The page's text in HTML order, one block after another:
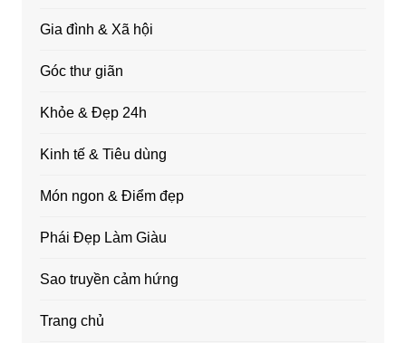
Gia đình & Xã hội
Góc thư giãn
Khỏe & Đẹp 24h
Kinh tế & Tiêu dùng
Món ngon & Điểm đẹp
Phái Đẹp Làm Giàu
Sao truyền cảm hứng
Trang chủ